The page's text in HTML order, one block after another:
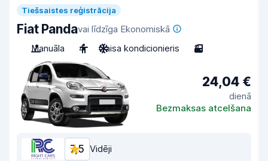
Tiešsaistes reģistrācija
Fiat Pandavai līdzīga Ekonomiskā
Manuāla
4 Gaisa kondicionieris 3
24,04 €
dienā
Bezmaksas atcelšana
7,5 Vidēji